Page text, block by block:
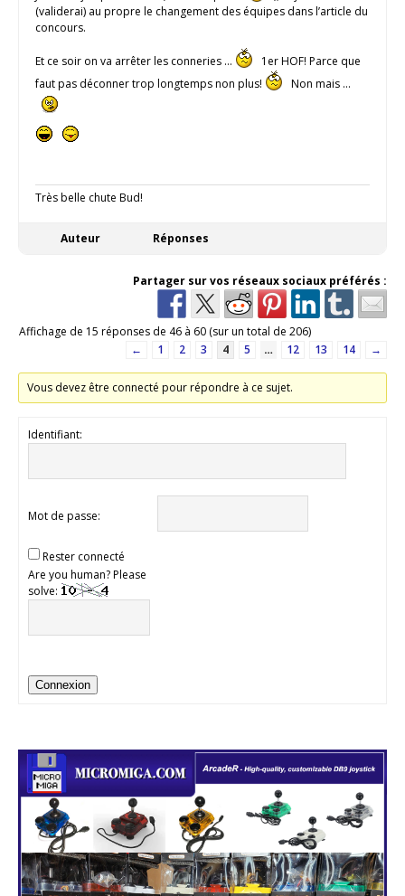
(validerai) au propre le changement des équipes dans l’article du
concours.
Et ce soir on va arrêter les conneries …
1er HOF! Parce que
faut pas déconner trop longtemps non plus!
Non mais …
Très belle chute Bud!
Auteur Réponses
Partager sur vos réseaux sociaux préférés :
Affichage de 15 réponses de 46 à 60 (sur un total de 206)
←
1 2 3 4 5 … 12 13 14 →
Vous devez être connecté pour répondre à ce sujet.
Identifiant:
Mot de passe:
Rester connecté
Are you human? Please
solve:
Connexion